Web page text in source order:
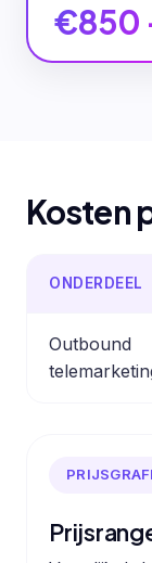
€850
Kosten
ONDERDEEL
Outbound